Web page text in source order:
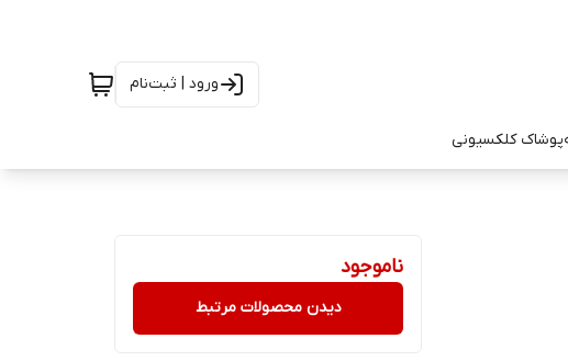
ورود | ثبت‌نام
پوشاک کلکسیونی
ناموجود
دیدن محصولات مرتبط